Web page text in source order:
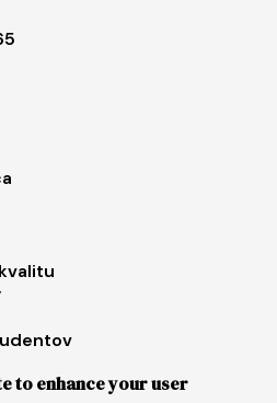
to enhance your user